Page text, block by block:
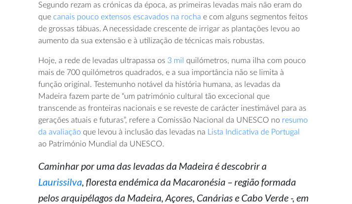
Segundo rezam as crónicas da época, as primeiras levadas mais não eram do
que canais pouco extensos escavados na rocha e com alguns segmentos feitos
de grossas tábuas. A necessidade crescente de irrigar as plantações levou ao
aumento da sua extensão e à utilização de técnicas mais robustas.
Hoje, a rede de levadas ultrapassa os 3 mil quilómetros, numa ilha com pouco
mais de 700 quilómetros quadrados, e a sua importância não se limita à
função original. Testemunho notável da história humana, as levadas da
Madeira fazem parte de “um património cultural tão excecional que
transcende as fronteiras nacionais e se reveste de carácter inestimável para as
gerações atuais e futuras”, refere a Comissão Nacional da UNESCO no resumo
da avaliação que levou à inclusão das levadas na
Lista Indicativa de Portugal
ao Património Mundial da UNESCO.
Caminhar por uma das levadas da Madeira é descobrir a
Laurissilva , floresta endémica da Macaronésia – região formada
pelos arquipélagos da Madeira, Açores, Canárias e Cabo Verde -, em